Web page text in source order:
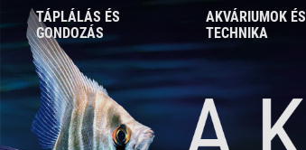
TÁPLÁLÁS ÉS
GONDOZÁS
AKVÁRIUMOK ÉS
TECHNIKA